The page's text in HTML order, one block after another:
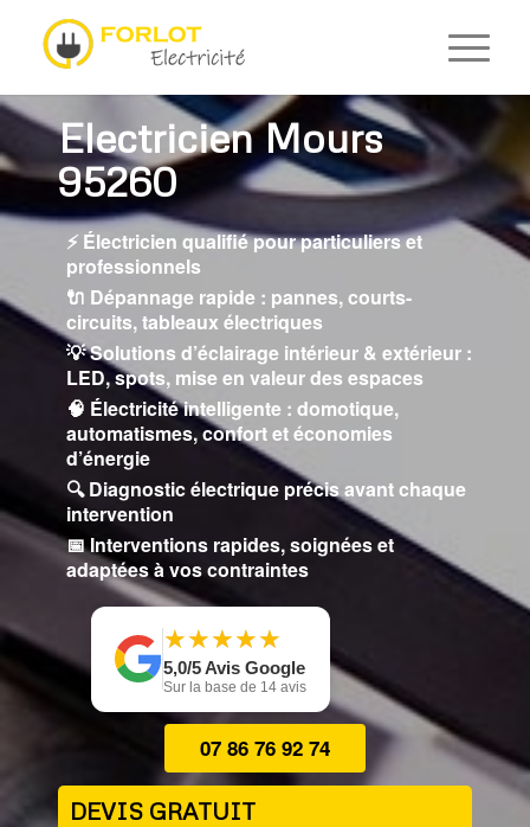
Electricien Mours
95260
⚡ Électricien qualifié pour particuliers et
professionnels
🔌 Dépannage rapide : pannes, courts-
circuits, tableaux électriques
💡 Solutions d’éclairage intérieur & extérieur :
LED, spots, mise en valeur des espaces
🧠 Électricité intelligente : domotique,
automatismes, confort et économies
d’énergie
🔍 Diagnostic électrique précis avant chaque
intervention
📅 Interventions rapides, soignées et
adaptées à vos contraintes
★
★★
★★
★★
★★
★
5,0/5 Avis Google
Sur la base de 14 avis
07 86 76 92 74
DEVIS GRATUIT